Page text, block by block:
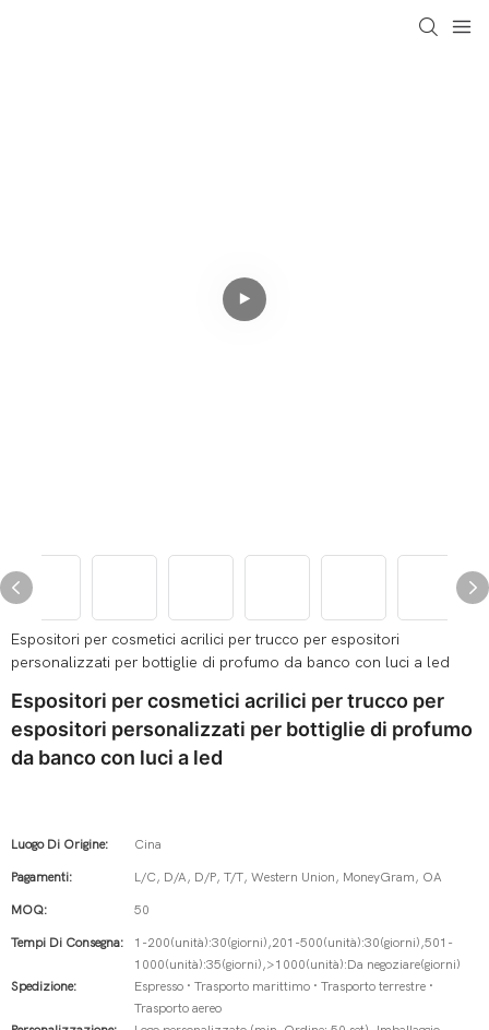
Espositori per cosmetici acrilici per trucco per espositori
personalizzati per bottiglie di profumo da banco con luci a led
Espositori per cosmetici acrilici per trucco per
espositori personalizzati per bottiglie di profumo
da banco con luci a led
Luogo Di Origine: Cina
Pagamenti: L/C, D/A, D/P, T/T, Western Union, MoneyGram, OA
MOQ: 50
Tempi Di Consegna:
1-200(unità):30(giorni),201-500(unità):30(giorni),501-
1000(unità):35(giorni),>1000(unità):Da negoziare(giorni)
Spedizione:
Espresso · Trasporto marittimo · Trasporto terrestre ·
Trasporto aereo